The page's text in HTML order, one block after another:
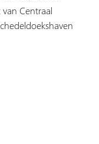
Centraal